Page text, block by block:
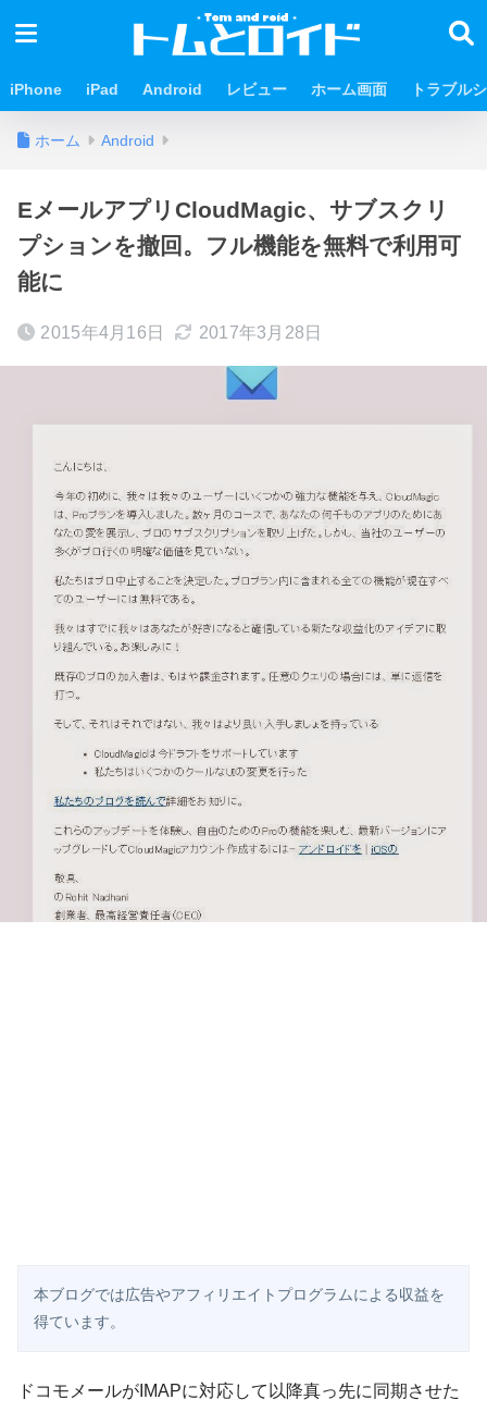
iPhone iPad Android レビュー ホーム画面 トラブル
ホーム Android
EメールアプリCloudMagic、サブスクリ
プションを撤回。フル機能を無料で利用可
能に
2015年4月16日 2017年3月28日
本ブログでは広告やアフィリエイトプログラムによる収益を
得ています。
ドコモメールがIMAPに対応して以降真っ先に同期させた